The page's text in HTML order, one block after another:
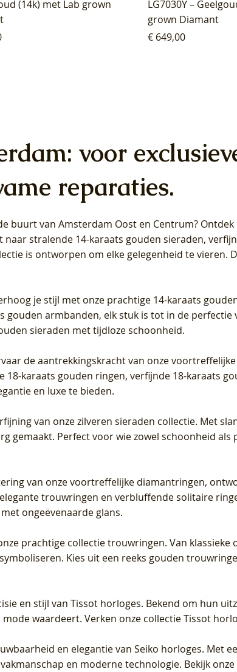
(14k) met Lab grown
LG7030Y –
grown Diamant
Prijs
€ 649,00
Diamonds Oorhangers
S - Geelgoud (14k) met Lab
Blush Lab
Geelgoud (14k)
Diamant
Diamonds Ring LG1042Y –
(14k) met Lab grown
Blush Lab
LG7027Y -
grown Diamant
Diamonds Ring LG1044Y –
(14k) met Lab grown
Blush Lab
LG7026Y -
grown Diamant
voor
reparaties.
buurt van Amsterdam Oost en Centrum?
naar stralende 14-karaats gouden sieraden,
is ontworpen om elke gelegenheid te vieren.
je stijl met onze prachtige 14-karaats
armbanden, elk stuk is tot in de
sieraden met tijdloze schoonheid.
de aantrekkingskracht van onze
karaats gouden ringen, verfijnde 18-karaats
en luxe te bieden.
van onze zilveren sieraden collectie. Met
gemaakt. Perfect voor wie zowel schoonheid
van onze voortreffelijke diamantringen,
trouwringen en verbluffende solitaire
ongeëvenaarde glans.
prachtige collectie trouwringen. Van
Kies uit een reeks gouden
en stijl van Tissot horloges. Bekend om hun
waardeert. Verken onze collectie Tissot
en elegantie van Seiko horloges. Met
en moderne technologie. Bekijk